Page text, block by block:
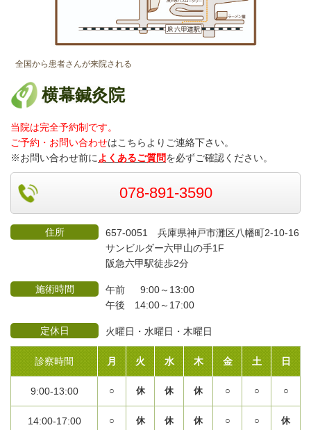
全国から患者さんが来院される
横幕鍼灸院
当院は完全予約制です。
ご予約・お問い合わせはこちらよりご連絡下さい。
※お問い合わせ前に よくあるご質問を必ずご確認ください。
078-891-3590
住所
657-0051 兵庫県神戸市灘区八幡町2-10-16
サンビルダー六甲山の手1F
阪急六甲駅徒歩2分
施術時間
午前 9:00～13:00
午後 14:00～17:00
定休日 火曜日・水曜日・木曜日
診察時間 月 火 水 木 金 土 日
9:00-13:00 ○ 休 休 休 ○ ○ ○
14:00-17:00 ○ 休 休 休 ○ ○ 休